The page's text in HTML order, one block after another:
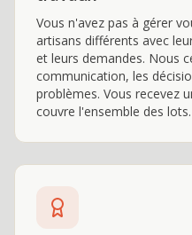
Vous n'avez pas à gérer
artisans différents avec
et leurs demandes. Nous
communication, les
problèmes. Vous recevez
couvre l'ensemble des lots.